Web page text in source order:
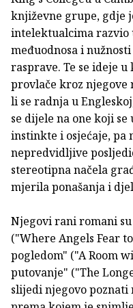
književne grupe, gdje
intelektualcima razvio
međuodnosa i
rasprave. Te se ideje
provlače kroz njegove
li se radnja u
se dijele na one koji
instinkte i osjećaje, pa
nepredvidljive
stereotipna načela
mjerila ponašanja i
Njegovi rani romani
("Where Angels Fear
pogledom" ("A Room
putovanje" ("The
slijedi njegovo poznati